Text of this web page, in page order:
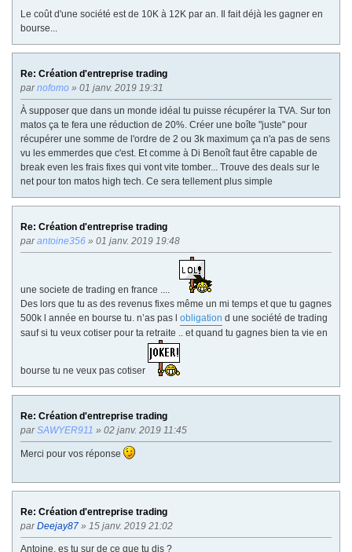
Le coût d'une société est de 10K à 12K par an. Il fait déjà les gagner en
bourse...
Re: Création d'entreprise trading
parnofomo » 01 janv. 2019 19:31
À supposer que dans un monde idéal tu puisse récupérer la TVA. Sur ton
matos ça te fera une réduction de 20%. Créer une boîte "juste" pour
récupérer une somme de l'ordre de 2 ou 3k maximum ça n'a pas de sens
vu les emmerdes que c'est. Et comme à Di Benoît faut être capable de
break even les frais fixes qui vont vite tomber... Trouve des deals sur le
net pour ton matos high tech. Ce sera tellement plus simple
Re: Création d'entreprise trading
parantoine356 » 01 janv. 2019 19:48
une societe de trading en france ....
Des lors que tu as des revenus fixes même un mi temps et que tu gagnes
500k l année en bourse tu. n’as pas l obligation d une société de trading
sauf si tu veux cotiser pour ta retraite .. et quand tu gagnes bien ta vie en
bourse tu ne veux pas cotiser
Re: Création d'entreprise trading
parSAWYER911 » 02 janv. 2019 11:45
Merci pour vos réponse
Re: Création d'entreprise trading
parDeejay87 » 15 janv. 2019 21:02
Antoine, es tu sur de ce que tu dis ?